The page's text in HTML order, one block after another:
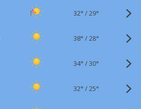
32° /29°
38° /28°
34° /30°
32° /25°